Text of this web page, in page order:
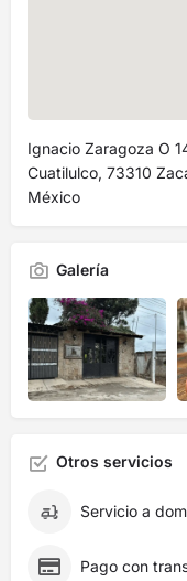
Ignacio Zaragoza O
Cuatilulco, 73310
México
Galería
Otros servicios
Servicio a